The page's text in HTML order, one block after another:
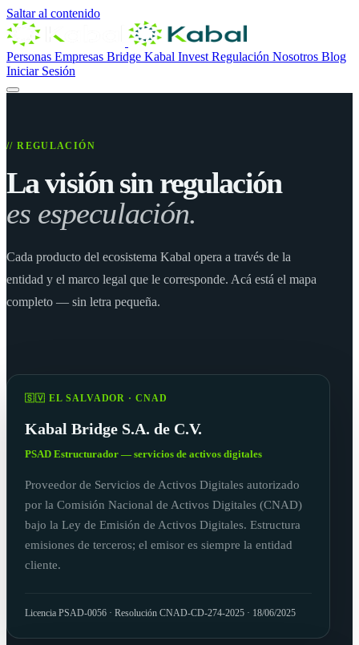
Saltar al contenido
Personas Empresas Bridge Kabal Invest Regulación Nosotros Blog
Iniciar Sesión
// REGULACIÓN
La visión sin regulación
es especulación.
Cada producto del ecosistema Kabal opera a través de la
entidad y el marco legal que le corresponde. Acá está el mapa
completo — sin letra pequeña.
🇸🇻 EL SALVADOR · CNAD
Kabal Bridge S.A. de C.V.
PSAD Estructurador — servicios de activos digitales
Proveedor de Servicios de Activos Digitales autorizado
por la Comisión Nacional de Activos Digitales (CNAD)
bajo la Ley de Emisión de Activos Digitales. Estructura
emisiones de terceros; el emisor es siempre la entidad
cliente.
Licencia PSAD-0056 · Resolución CNAD-CD-274-2025 · 18/06/2025